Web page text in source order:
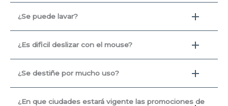
¿Se puede lavar?
¿Es dificil deslizar con el mouse?
¿Se destiñe por mucho uso?
¿En que ciudades estará vigente las promociones de